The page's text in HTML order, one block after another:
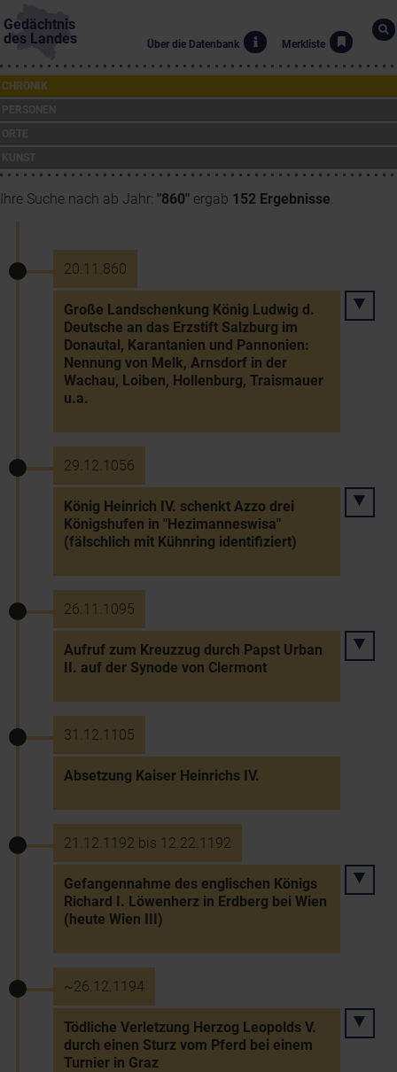
Gedächtnis
des Landes
Über die Datenbank Merkliste
CHRONIK
Ihre Suche nach ab Jahr: "860" ergab 152 Ergebnisse.
20.11.860
Große Landschenkung König Ludwig d.
Deutsche an das Erzstift Salzburg im
Donautal, Karantanien und Pannonien:
Nennung von Melk, Arnsdorf in der
Wachau, Loiben, Hollenburg, Traismauer
u.a.
29.12.1056
König Heinrich IV. schenkt Azzo drei
Königshufen in "Hezimanneswisa"
(fälschlich mit Kühnring identifiziert)
26.11.1095
Aufruf zum Kreuzzug durch Papst Urban
II. auf der Synode von Clermont
31.12.1105
Absetzung Kaiser Heinrichs IV.
21.12.1192 bis 12.22.1192
Gefangennahme des englischen Königs
Richard I. Löwenherz in Erdberg bei Wien
(heute Wien III)
~26.12.1194
Tödliche Verletzung Herzog Leopolds V.
durch einen Sturz vom Pferd bei einem
Turnier in Graz